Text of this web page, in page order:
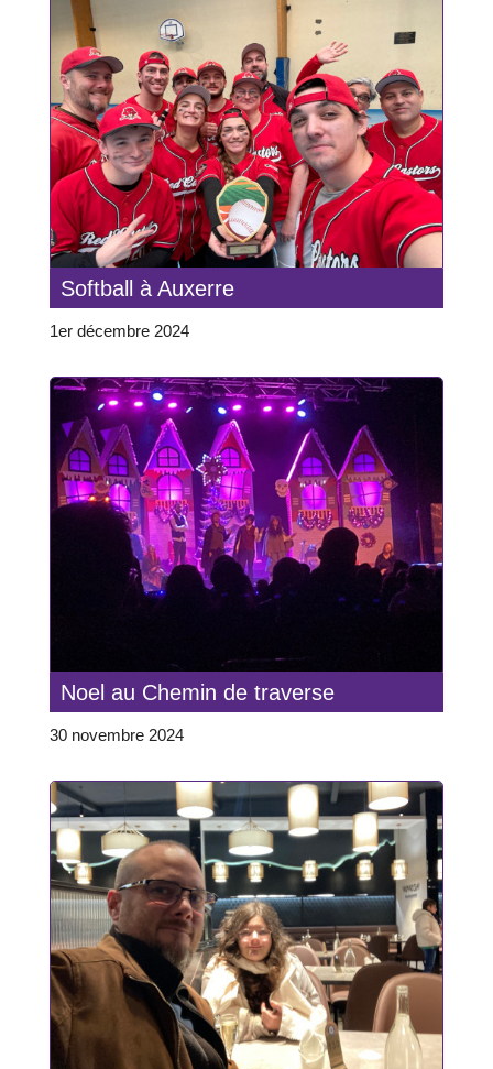
Softball à Auxerre
1er décembre 2024
Noel au Chemin de traverse
30 novembre 2024